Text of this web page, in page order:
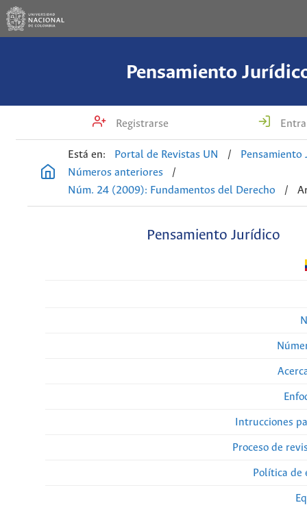
Pensamiento
Registrarse
Está en: Portal de Revistas UN /
Pensamiento
Números anteriores
/
Núm. 24 (2009): Fundamentos del Derecho
/
Pensamiento Jurídico
Intrucciones
Proceso de
Política